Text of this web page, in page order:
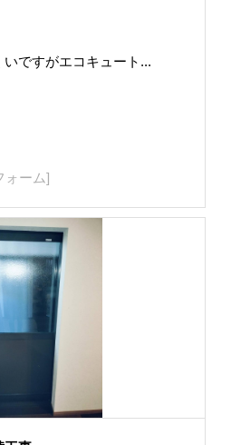
ですがエコキュート...
ォーム]